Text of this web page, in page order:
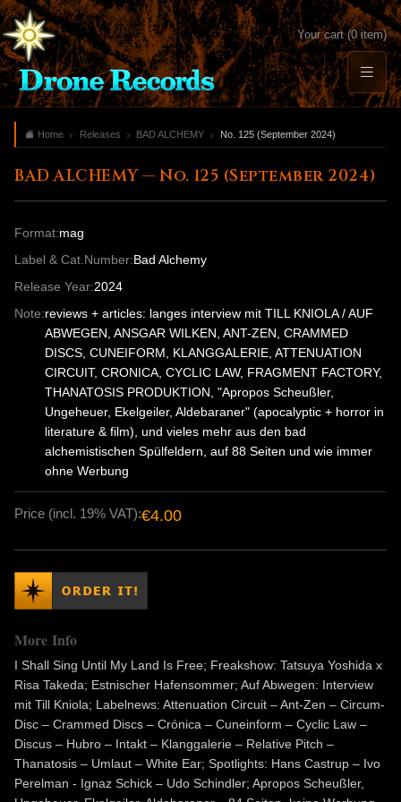
Your cart (0 item)
Home Releases BAD ALCHEMY No. 125 (September 2024)
BAD ALCHEMY — No. 125 (September 2024)
Format:mag
Label & Cat.Number:Bad Alchemy
Release Year:2024
Note:reviews + articles: langes interview mit TILL KNIOLA / AUF
ABWEGEN, ANSGAR WILKEN, ANT-ZEN, CRAMMED
DISCS, CUNEIFORM, KLANGGALERIE, ATTENUATION
CIRCUIT, CRONICA, CYCLIC LAW, FRAGMENT FACTORY,
THANATOSIS PRODUKTION, "Apropos Scheußler,
Ungeheuer, Ekelgeiler, Aldebaraner" (apocalyptic + horror in
literature & film), und vieles mehr aus den bad
alchemistischen Spülfeldern, auf 88 Seiten und wie immer
ohne Werbung
Price (incl. 19% VAT):€4.00
More Info
I Shall Sing Until My Land Is Free; Freakshow: Tatsuya Yoshida x
Risa Takeda; Estnischer Hafensommer; Auf Abwegen: Interview
mit Till Kniola; Labelnews: Attenuation Circuit – Ant-Zen – Circum-
Disc – Crammed Discs – Crónica – Cuneinform – Cyclic Law –
Discus – Hubro – Intakt – Klanggalerie – Relative Pitch –
Thanatosis – Umlaut – White Ear; Spotlights: Hans Castrup – Ivo
Perelman - Ignaz Schick – Udo Schindler; Apropos Scheußler,